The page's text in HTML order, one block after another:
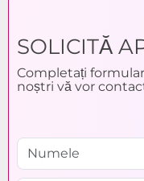
SOLICITĂ
Completați
noștri vă vor